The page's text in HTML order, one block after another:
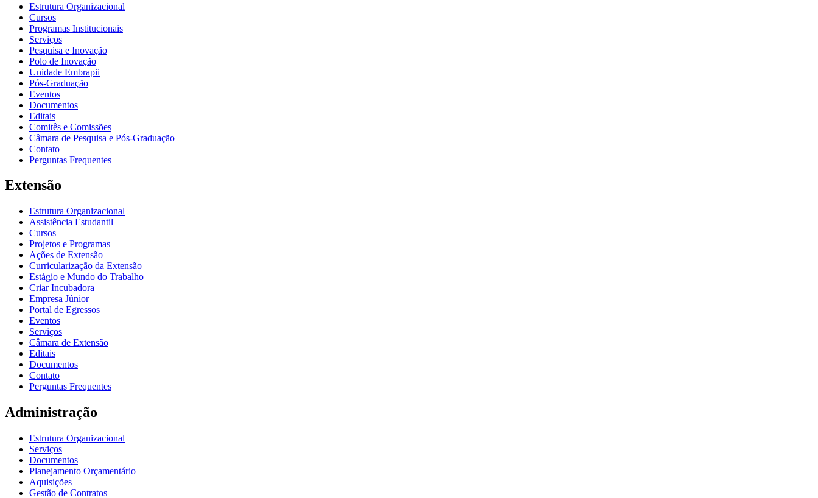
Estrutura Organizacional
Cursos
Programas Institucionais
Serviços
Pesquisa e Inovação
Polo de Inovação
Unidade Embrapii
Pós-Graduação
Eventos
Documentos
Editais
Comitês e Comissões
Câmara de Pesquisa e Pós-Graduação
Contato
Perguntas Frequentes
Extensão
Estrutura Organizacional
Assistência Estudantil
Cursos
Projetos e Programas
Ações de Extensão
Curricularização da Extensão
Estágio e Mundo do Trabalho
Criar Incubadora
Empresa Júnior
Portal de Egressos
Eventos
Serviços
Câmara de Extensão
Editais
Documentos
Contato
Perguntas Frequentes
Administração
Estrutura Organizacional
Serviços
Documentos
Planejamento Orçamentário
Aquisições
Gestão de Contratos